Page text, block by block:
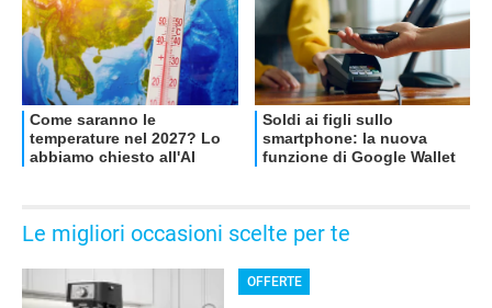
Le migliori occasioni scelte per te
OFFERTE